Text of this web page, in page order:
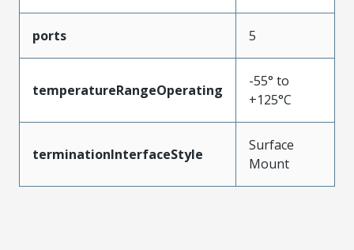
ports 5
temperatureRangeOperating
-55° to
+125°C
terminationInterfaceStyle
Surface
Mount